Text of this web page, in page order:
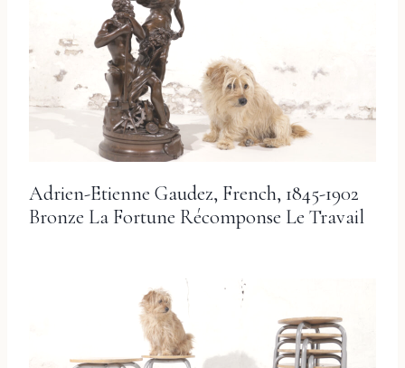
Adrien-Etienne Gaudez, French, 1845-1902
Bronze La Fortune Récomponse Le Travail